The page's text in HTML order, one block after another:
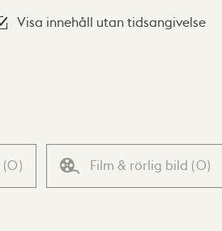
Visa innehåll utan tidsangivelse
(0) Film & rörlig bild (0)